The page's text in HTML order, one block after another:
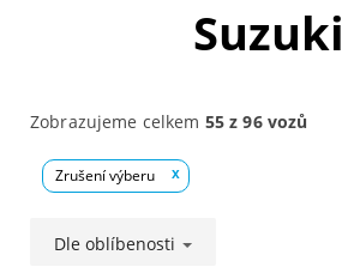
Suzuki
Zobrazujeme celkem 55 z 96 vozů
Zrušení výberu x
Dle oblíbenosti